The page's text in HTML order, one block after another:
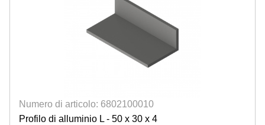
Numero di articolo: 6802100010
Profilo di alluminio L - 50 x 30 x 4